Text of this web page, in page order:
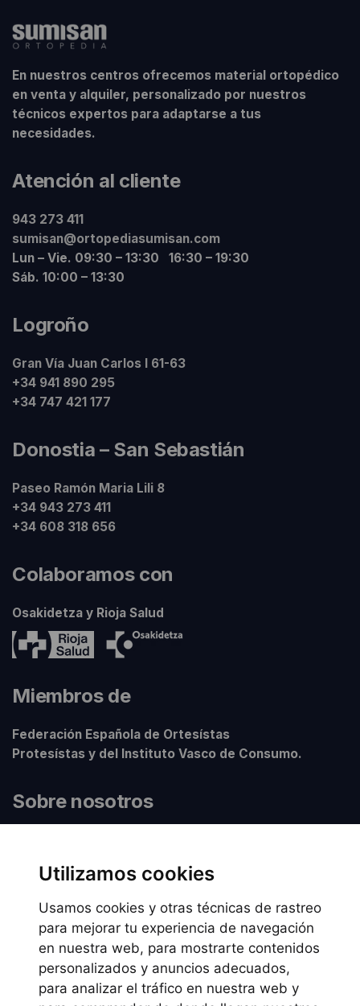
Utilizamos cookies
Usamos cookies y otras técnicas de rastreo
para mejorar tu experiencia de navegación
en nuestra web, para mostrarte contenidos
personalizados y anuncios adecuados,
para analizar el tráfico en nuestra web y
En nuestros centros ofrecemos material ortopédico
en venta y alquiler, personalizado por nuestros
técnicos expertos para adaptarse a tus
necesidades.
Atención al cliente
943 273 411
sumisan@ortopediasumisan.com
Lun – Vie. 09:30 – 13:30 16:30 – 19:30
Sáb. 10:00 – 13:30
Logroño
Gran Vía Juan Carlos I 61-63
+34 941 890 295
+34 747 421 177
Donostia – San Sebastián
Paseo Ramón Maria Lili 8
+34 943 273 411
+34 608 318 656
Colaboramos con
Osakidetza y Rioja Salud
Miembros de
Federación Española de Ortesístas
Protesístas y del Instituto Vasco de Consumo.
Sobre nosotros
Nuestros centros
Información legal
Preguntas frecuentes
Política de Cookies